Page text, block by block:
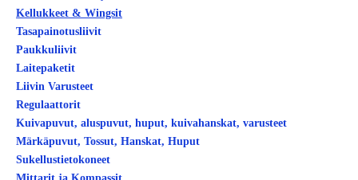
Kellukkeet & Wingsit
Tasapainotusliivit
Paukkuliivit
Laitepaketit
Liivin Varusteet
Regulaattorit
Kuivapuvut, aluspuvut, huput, kuivahanskat, varusteet
Märkäpuvut, Tossut, Hanskat, Huput
Sukellustietokoneet